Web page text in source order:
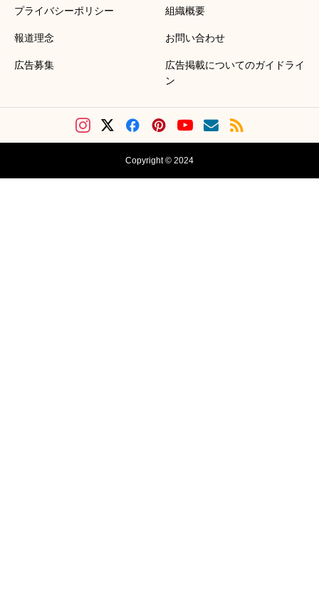
プライバシーポリシー 組織概要
報道理念 お問い合わせ
広告募集
広告掲載についてのガイドライ
ン
Copyright © 2024